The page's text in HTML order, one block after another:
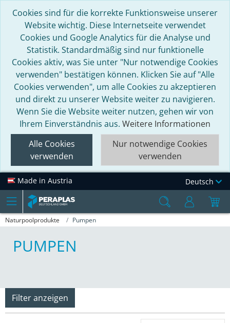
Cookies sind für die korrekte Funktionsweise unserer
Website wichtig. Diese Internetseite verwendet
Cookies und Google Analytics für die Analyse und
Statistik. Standardmäßig sind nur funktionelle
Cookies aktiv, was Sie unter "Nur notwendige Cookies
verwenden" bestätigen können. Klicken Sie auf "Alle
Cookies verwenden", um alle Cookies zu akzeptieren
und direkt zu unserer Website weiter zu navigieren.
Wenn Sie die Website weiter nutzen, gehen wir von
Ihrem Einverständnis aus. Weitere Informationen
Alle Cookies
verwenden
Nur notwendige Cookies
verwenden
Made in Austria Deutsch
Naturpoolprodukte Pumpen
PUMPEN
Filter anzeigen